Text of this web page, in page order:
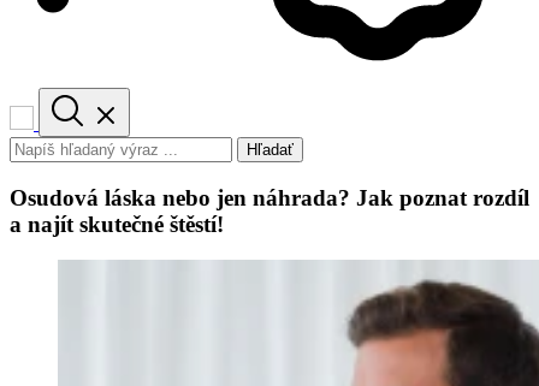
Hľadať
Osudová láska nebo jen náhrada? Jak poznat rozdíl
a najít skutečné štěstí!